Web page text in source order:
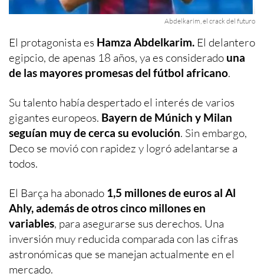
Abdelkarim, el crack del futuro
El protagonista es Hamza Abdelkarim. El delantero
egipcio, de apenas 18 años, ya es considerado una
de las mayores promesas del fútbol africano.
Su talento había despertado el interés de varios
gigantes europeos. Bayern de Múnich y Milan
seguían muy de cerca su evolución. Sin embargo,
Deco se movió con rapidez y logró adelantarse a
todos.
El Barça ha abonado 1,5 millones de euros al Al
Ahly, además de otros cinco millones en
variables, para asegurarse sus derechos. Una
inversión muy reducida comparada con las cifras
astronómicas que se manejan actualmente en el
mercado.